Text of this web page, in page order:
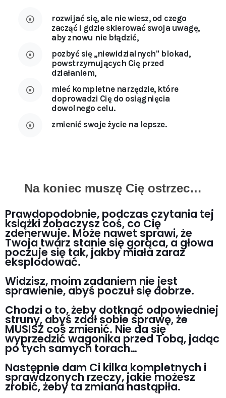
rozwijać się, ale nie wiesz, od czego
zacząć i gdzie skierować swoja uwagę,
aby znowu nie błądzić,
pozbyć się ,,niewidzialnych'' blokad,
powstrzymujących Cię przed
działaniem,
mieć kompletne narzędzie, które
doprowadzi Cię do osiągnięcia
dowolnego celu.
zmienić swoje życie na lepsze.
Na koniec muszę Cię ostrzec…
Prawdopodobnie, podczas czytania tej
książki zobaczysz coś, co Cię
zdenerwuje. Może nawet sprawi, że
Twoja twarz stanie się gorąca, a głowa
poczuje się tak, jakby miała zaraz
eksplodować.
Widzisz, moim zadaniem nie jest
sprawienie, abyś poczuł się dobrze.
Chodzi o to, żeby dotknąć odpowiedniej
struny, abyś zdał sobie sprawę, że
MUSISZ coś zmienić. Nie da się
wyprzedzić wagonika przed Tobą, jadąc
po tych samych torach…
Następnie dam Ci kilka kompletnych i
sprawdzonych rzeczy, jakie możesz
zrobić, żeby ta zmiana nastąpiła.